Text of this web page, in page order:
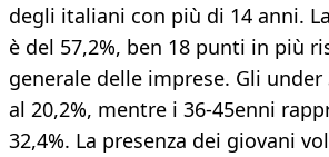
degli italiani con più di 14 anni.
è del 57,2%, ben 18 punti in più
generale delle imprese. Gli
al 20,2%, mentre i 36-45enni
32,4%. La presenza dei giovani